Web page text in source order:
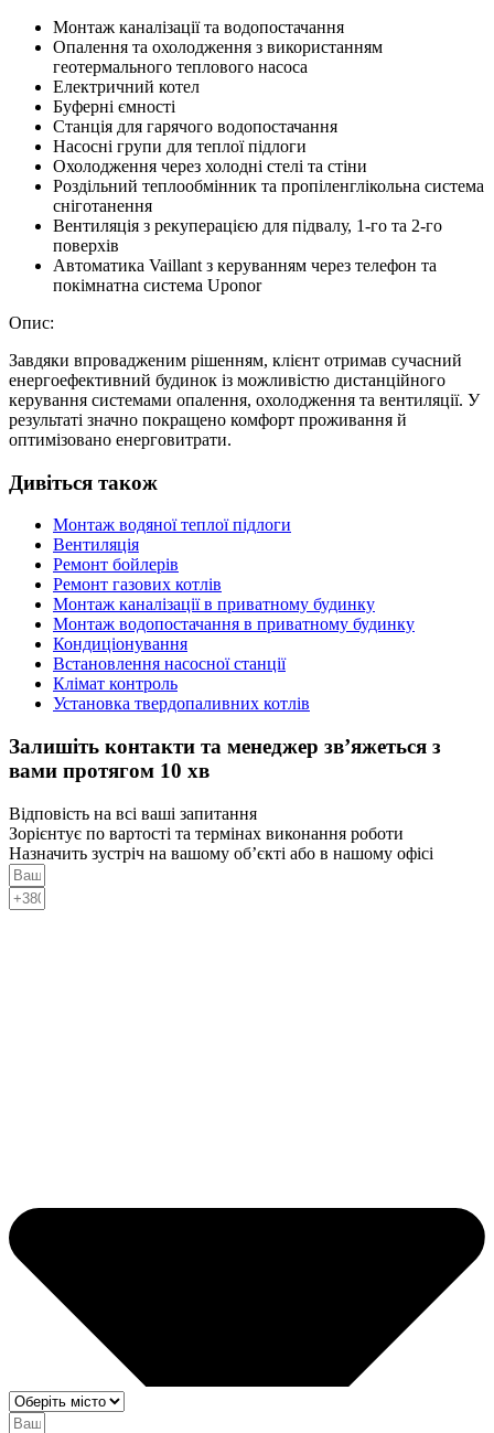
Монтаж каналізації та водопостачання
Опалення та охолодження з використанням
геотермального теплового насоса
Електричний котел
Буферні ємності
Станція для гарячого водопостачання
Насосні групи для теплої підлоги
Охолодження через холодні стелі та стіни
Роздільний теплообмінник та пропіленглікольна система
сніготанення
Вентиляція з рекуперацією для підвалу, 1-го та 2-го
поверхів
Автоматика Vaillant з керуванням через телефон та
покімнатна система Uponor
Опис:
Завдяки впровадженим рішенням, клієнт отримав сучасний
енергоефективний будинок із можливістю дистанційного
керування системами опалення, охолодження та вентиляції. У
результаті значно покращено комфорт проживання й
оптимізовано енерговитрати.
Дивіться також
Монтаж водяної теплої підлоги
Вентиляція
Ремонт бойлерів
Ремонт газових котлів
Монтаж каналізації в приватному будинку
Монтаж водопостачання в приватному будинку
Кондиціонування
Встановлення насосної станції
Клімат контроль
Установка твердопаливних котлів
Залишіть контакти та менеджер зв’яжеться з
вами протягом 10 хв
Відповість на всі ваші запитання
Зорієнтує по вартості та термінах виконання роботи
Назначить зустріч на вашому об’єкті або в нашому офісі